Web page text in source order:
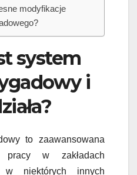
modyfikacje
system
i
to zaawansowana
pracy w zakładach
w niektórych innych